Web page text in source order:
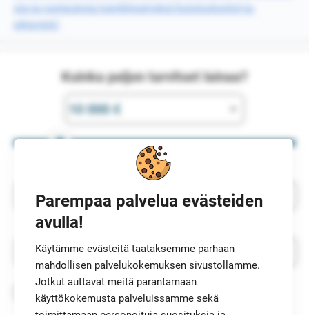
sia-ja-vastauksia/pankkipalvelut/kulutusluotot-ja-
pikavipit/
Kuinka paljon tarvitset lainaa?
Kyllä kiitos! Top5Credits.com saa etsiä minulle
5 lainatarjousta
ja olla yhteydessä
Parempaa palvelua evästeiden
avulla!
Käytämme evästeitä taataksemme parhaan
mahdollisen palvelukokemuksen sivustollamme.
Jotkut auttavat meitä parantamaan
käyttökokemusta palveluissamme sekä